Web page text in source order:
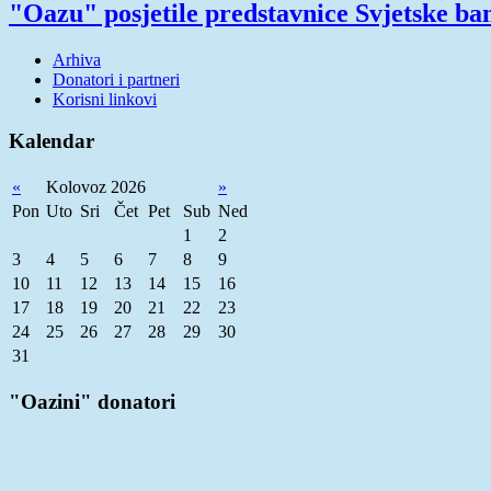
"Oazu" posjetile predstavnice Svjetske
Arhiva
Donatori i partneri
Korisni linkovi
Kalendar
« Kolovoz 2026
»
Pon Uto Sri Čet Pet Sub Ned
1
2
3
4 5 6 7 8
9
10
11 12 13 14 15
16
17
18 19 20 21 22
23
24
25 26 27 28 29
30
31
"Oazini" donatori